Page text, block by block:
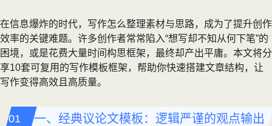
在信息爆炸的时代，写作怎么整理素材与思路，成为了提升创作
效率的关键难题。许多创作者常常陷入“想写却不知从何下笔”的
困境，或是花费大量时间构思框架，最终却产出平庸。本文将分
享10套可复用的写作模板框架，帮助你快速搭建文章结构，让
写作变得高效且高质量。
一、经典议论文模板：逻辑严谨的观点输出